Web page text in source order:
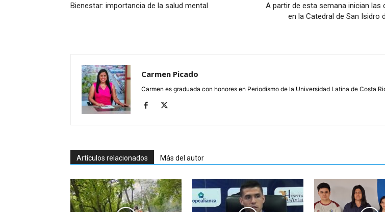
Bienestar: importancia de la salud mental
A partir de esta semana inician las
en la Catedral de San Isidro
Carmen Picado
Carmen es graduada con honores en Periodismo de la Universidad Latina de Costa
Artículos relacionados Más del autor